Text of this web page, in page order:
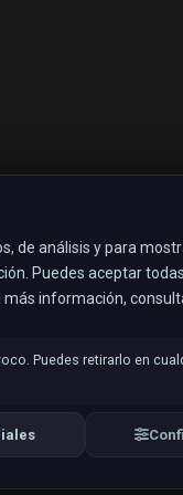
de análisis y para
Puedes aceptar
información,
Puedes retirarlo en